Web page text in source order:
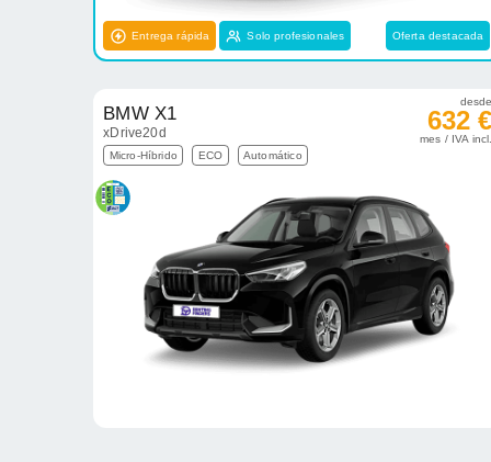
Entrega rápida Solo profesionales Oferta destacada
BMW X1
xDrive20d
Micro-Híbrido ECO Automático
632
mes / IVA